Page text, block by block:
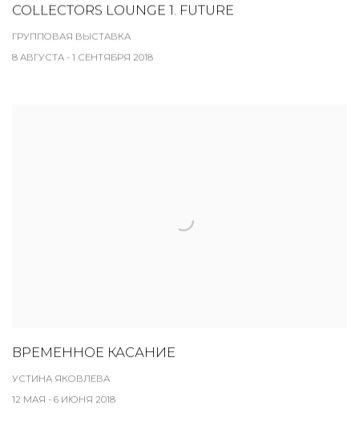
COLLECTORS LOUNGE 1. FUTURE
ГРУППОВАЯ ВЫСТАВКА
8 АВГУСТА - 1 СЕНТЯБРЯ 2018
ВРЕМЕННОЕ КАСАНИЕ
УСТИНА ЯКОВЛЕВА
12 МАЯ - 6 ИЮНЯ 2018